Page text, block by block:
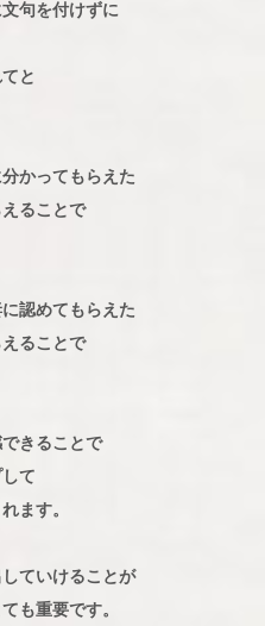
句を付けずに
と
かってもらえた
ることで
認めてもらえた
ることで
きることで
て
ます。
ていけることが
も重要です。